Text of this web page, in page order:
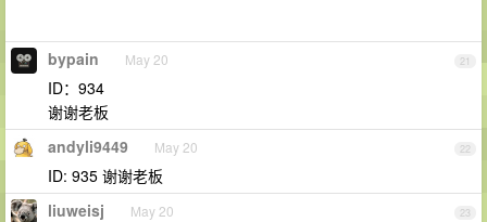
21
bypain May 20
ID：934
谢谢老板
22
andyli9449 May 20
ID: 935 谢谢老板
23
liuweisj May 20